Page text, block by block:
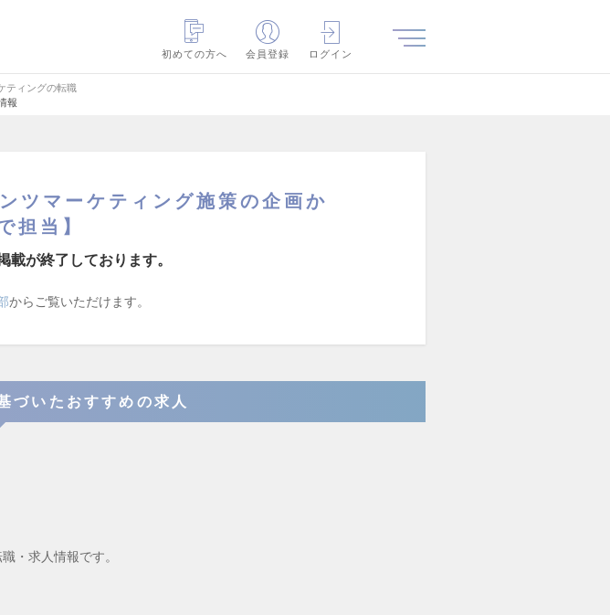
初めての方へ
会員登録 ログイン
ティングの転職
報
ツマーケティング施策の企画か
担当】
載が終了しております。
からご覧いただけます。
づいたおすすめの求人
・求人情報です。